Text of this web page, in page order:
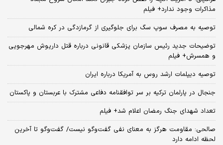
مذاکرات وجود ندارد+ فیلم
توصیه به مصرف سوپ سگ برای جلوگیری از گرمازدگی در کره شمالی
توضیحات جدید رئیس سازمان پزشکی قانونی درباره قتل داریوش مهرجویی
و همسرش+ فیلم
توصیه دیپلمات ارشد روس به آمریکا درباره ایران
جنجال در پارلمان ترکیه بر سر توافقنامه دفاعی مشترک با عربستان و پاکستان
تعداد شهدای جنگ رمضان اعلام شد+ فیلم
صالحی: مقاومت هرگز به معنای نفی گفت‌وگو نیست/ گفت‌وگو تا آخرین
لحظه ادامه دارد